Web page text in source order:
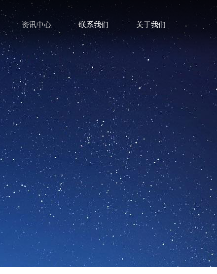
资讯中心 联系我们 关于我们